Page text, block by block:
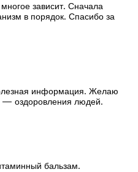
зависит. Сначала
в порядок. Спасибо за
информация. Желаю
— оздоровления людей.
бальзам.